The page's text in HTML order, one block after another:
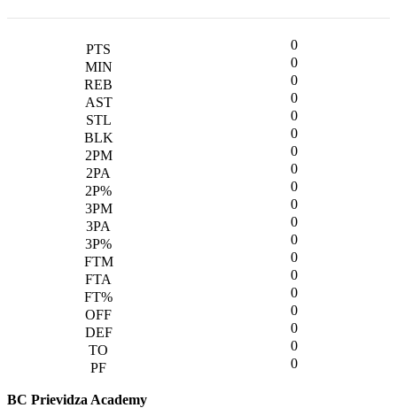
0
0
0
0
0
0
0
0
0
0
0
0
0
0
0
0
0
0
0
BC Prievidza Academy